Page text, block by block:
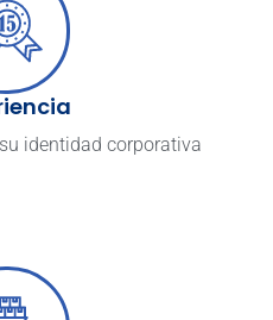
identidad corporativa